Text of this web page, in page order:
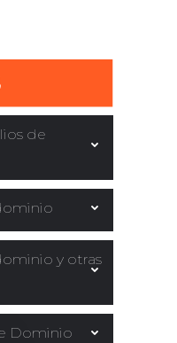
de
y otras
Dominio